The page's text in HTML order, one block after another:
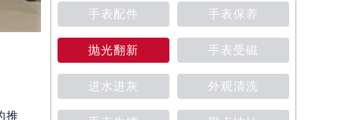
推
手表配件 手表保养
抛光翻新 手表受磁
进水进灰 外观清洗